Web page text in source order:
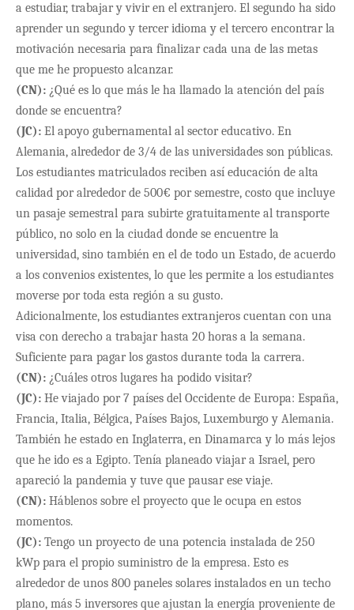
a estudiar, trabajar y vivir en el extranjero. El segundo ha sido
aprender un segundo y tercer idioma y el tercero encontrar la
motivación necesaria para finalizar cada una de las metas
que me he propuesto alcanzar.
(CN): ¿Qué es lo que más le ha llamado la atención del país
donde se encuentra?
(JC): El apoyo gubernamental al sector educativo. En
Alemania, alrededor de 3/4 de las universidades son públicas.
Los estudiantes matriculados reciben así educación de alta
calidad por alrededor de 500€ por semestre, costo que incluye
un pasaje semestral para subirte gratuitamente al transporte
público, no solo en la ciudad donde se encuentre la
universidad, sino también en el de todo un Estado, de acuerdo
a los convenios existentes, lo que les permite a los estudiantes
moverse por toda esta región a su gusto.
Adicionalmente, los estudiantes extranjeros cuentan con una
visa con derecho a trabajar hasta 20 horas a la semana.
Suficiente para pagar los gastos durante toda la carrera.
(CN): ¿Cuáles otros lugares ha podido visitar?
(JC): He viajado por 7 países del Occidente de Europa: España,
Francia, Italia, Bélgica, Países Bajos, Luxemburgo y Alemania.
También he estado en Inglaterra, en Dinamarca y lo más lejos
que he ido es a Egipto. Tenía planeado viajar a Israel, pero
apareció la pandemia y tuve que pausar ese viaje.
(CN): Háblenos sobre el proyecto que le ocupa en estos
momentos.
(JC): Tengo un proyecto de una potencia instalada de 250
kWp para el propio suministro de la empresa. Esto es
alrededor de unos 800 paneles solares instalados en un techo
plano, más 5 inversores que ajustan la energía proveniente de